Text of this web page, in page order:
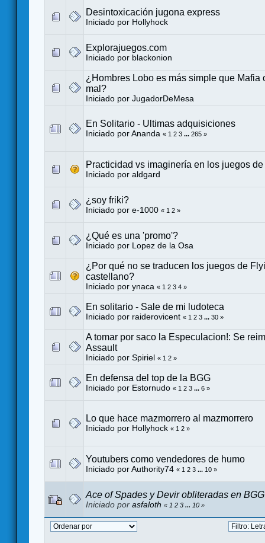
Desintoxicación jugona express
Iniciado por Hollyhock
Explorajuegos.com
Iniciado por blackonion
¿Hombres Lobo es más simple que Mafia
mal?
Iniciado por JugadorDeMesa
En Solitario - Ultimas adquisiciones
Iniciado por Ananda « 1 2 3 ... 265 »
Practicidad vs imaginería en los juegos
Iniciado por aldgard
¿soy friki?
Iniciado por e-1000 « 1 2 »
¿Qué es una 'promo'?
Iniciado por Lopez de la Osa
¿Por qué no se traducen los juegos de
castellano?
Iniciado por ynaca « 1 2 3 4 »
En solitario - Sale de mi ludoteca
Iniciado por raiderovicent « 1 2 3 ... 30 »
A tomar por saco la Especulacion!: Se
Assault
Iniciado por Spiriel « 1 2 »
En defensa del top de la BGG
Iniciado por Estornudo « 1 2 3 ... 6 »
Lo que hace mazmorrero al mazmorrero
Iniciado por Hollyhock « 1 2 »
Youtubers como vendedores de humo
Iniciado por Authority74 « 1 2 3 ... 10 »
Ace of Spades y Devir obliteradas en
Iniciado por asfaloth « 1 2 3 ... 10 »